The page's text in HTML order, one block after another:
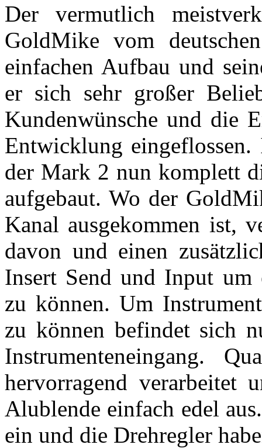
Der vermutlich
GoldMike vom
einfachen Aufbau und
er sich sehr großer
Kundenwünsche und die
Entwicklung eingeflossen.
der Mark 2 nun komplett
aufgebaut. Wo der
Kanal ausgekommen ist,
davon und einen
Insert Send und Input um
zu können. Um
zu können befindet sich
Instrumenteneingang.
hervorragend verarbeitet
Alublende einfach edel
ein und die Drehregler